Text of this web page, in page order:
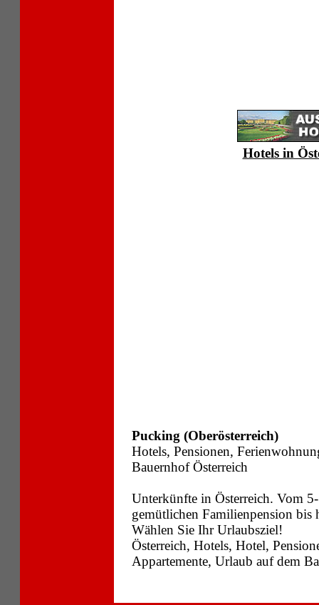
Hotels in
Pucking (Oberösterreich)
Hotels, Pensionen,
Bauernhof Österreich
Unterkünfte in Österreich. Vom
gemütlichen Familienpension
Wählen Sie Ihr Urlaubsziel!
Österreich, Hotels, Hotel,
Appartemente, Urlaub auf dem